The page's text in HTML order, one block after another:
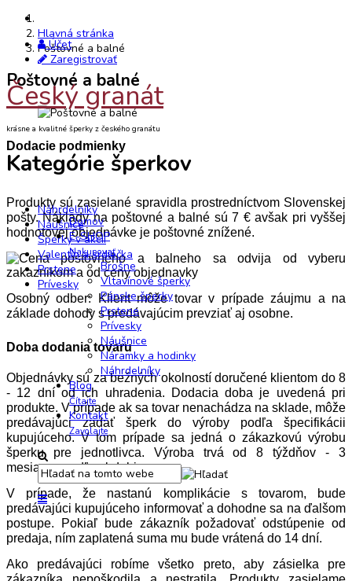
Účet
Zaregistrovať
Český granát
krásne a kvalitné šperky z českého granátu
Kategórie šperkov
Náhrdelníky
Náušnice
Šperky v akcii
Valentín a srdiečka
Prstene
Prívesky
Domov
E-SHOP
Nakupovať
Brošne
Vltavínové šperky
Pánske šperky
Prstene
Prívesky
Náušnice
Náramky a hodinky
Náhrdelníky
Blog
Čítajte
Kontakt
Zavolajte
Hlavná stránka
Poštovné a balné
Poštovné a balné
Dodacie podmienky
Produkty sú zasielané spravidla prostredníctvom Slovenskej
pošty. Náklady na poštovné a balné sú 7 € avšak pri vyššej
hodnotovej objednávke je poštovné znížené.
Osobný odber: Klient môže tovar v prípade záujmu a na
základe dohody s predávajúcim prevziať aj osobne.
Doba dodania tovaru
Objednávky sú za bežných okolností doručené klientom do 8
- 12 dní od ich uhradenia. Dodacia doba je uvedená pri
produkte. V prípade ak sa tovar nenachádza na sklade, môže
predávajúci zadať šperk do výroby podľa špecifikácii
kupujúceho. V tom prípade sa jedná o zákazkovú výrobu
šperku pre jednotlivca. Výroba trvá od 8 týždňov - 3
mesiacov podľa obdobia.
V prípade, že nastanú komplikácie s tovarom, bude
predávajúci kupujúceho informovať a dohodne sa na ďalšom
postupe. Pokiaľ bude zákazník požadovať odstúpenie od
predaja, ním zaplatená suma mu bude vrátená do 14 dní.
Ako predávajúci robíme všetko preto, aby zásielka pre